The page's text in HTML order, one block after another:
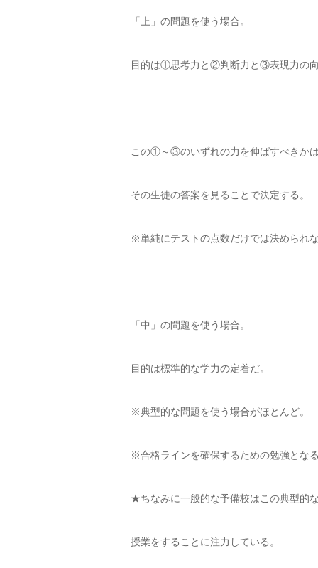
「上」の問題を使う場合。
目的は①思考力と②判断力と③表現力の向
この①～③のいずれの力を伸ばすべきかは
その生徒の答案を見ることで決定する。
※単純にテストの点数だけでは決められな
「中」の問題を使う場合。
目的は標準的な学力の定着だ。
※典型的な問題を使う場合がほとんど。
※合格ラインを確保するための勉強となる
★ちなみに一般的な予備校はこの典型的
授業をすることに注力している。